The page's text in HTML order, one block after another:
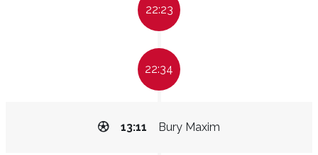
22:23
22:34
Bury Maxim
13:11